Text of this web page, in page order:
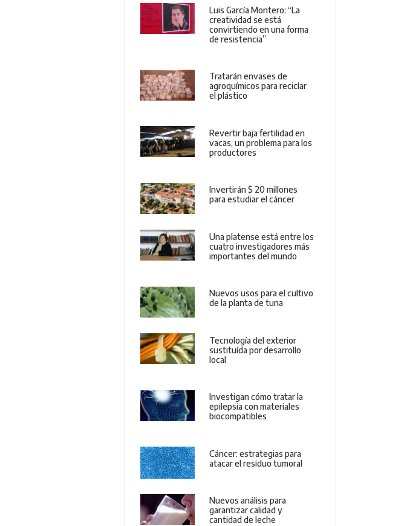
Luis García Montero: “La
creatividad se está
convirtiendo en una forma
de resistencia”
Tratarán envases de
agroquímicos para reciclar
el plástico
Revertir baja fertilidad en
vacas, un problema para los
productores
Invertirán $ 20 millones
para estudiar el cáncer
Una platense está entre los
cuatro investigadores más
importantes del mundo
Nuevos usos para el cultivo
de la planta de tuna
Tecnología del exterior
sustituída por desarrollo
local
Investigan cómo tratar la
epilepsia con materiales
biocompatibles
Cáncer: estrategias para
atacar el residuo tumoral
Nuevos análisis para
garantizar calidad y
cantidad de leche